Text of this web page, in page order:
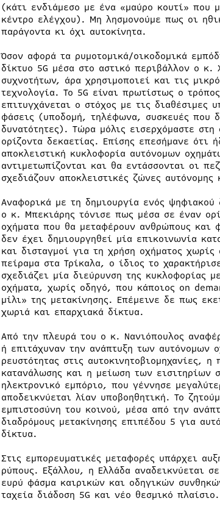
(κάτι ενδιάμεσο με ένα «μαύρο κουτί» που
κέντρο ελέγχου). Μη λησμονούμε πως οι
παράγοντα κι όχι αυτοκίνητα.
Όσον αφορά τα ρυμοτομικά/οικοδομικά
δίκτυο 5G μέσα στο αστικό περιβάλλον ο
συχνοτήτων, άρα χρησιμοποιεί και τις
τεχνολογία. Το 5G είναι πρωτίστως ο
επιτυγχάνεται ο στόχος με τις
φάσεις (υποδομή, τηλέφωνα, συσκευές που
δυνατότητες). Τώρα μόλις εισερχόμαστε
ορίζοντα δεκαετίας. Επίσης επεσήμανε
αποκλειστική κυκλοφορία αυτόνομων
αντιμετωπίζονται και θα εντάσσονται οι
σχεδιάζουν αποκλειστικές ζώνες αυτόνομης
Αναφορικά με τη δημιουργία ενός
ο κ. Μπεκιάρης τόνισε πως μέσα σε έναν
οχήματα που θα μεταφέρουν ανθρώπους και
δεν έχει δημιουργηθεί μία επικοινωνία
και δισταγμοί για τη χρήση οχήματος
πείραμα στα Τρίκαλα, ο ίδιος το
σχεδιάζει μία διεύρυνση της κυκλοφορίας
οχήματα, χωρίς οδηγό, που κάποιος on
μίλι» της μετακίνησης. Επέμεινε δε πως
χωριά και επαρχιακά δίκτυα.
Από την πλευρά του ο κ. Νανιόπουλος
ή επιτάχυναν την ανάπτυξη των αυτόνομων
ρευστότητας στις
κατανάλωσης και η μείωση των εισιτηρίων
ηλεκτρονικό εμπόριο, που γέννησε
αποδεικνύεται λίαν υποβοηθητική. Το
εμπιστοσύνη του κοινού, μέσα από την
διαδρόμους μετακίνησης επιπέδου 5 για
δίκτυα.
Στις εμπορευματικές μεταφορές υπάρχει
ρύπους. Εξάλλου, η Ελλάδα αναδεικνύεται
ευρύ φάσμα καιρικών και οδηγικών
ταχεία διάδοση 5G και νέο θεσμικό πλαίσιο.